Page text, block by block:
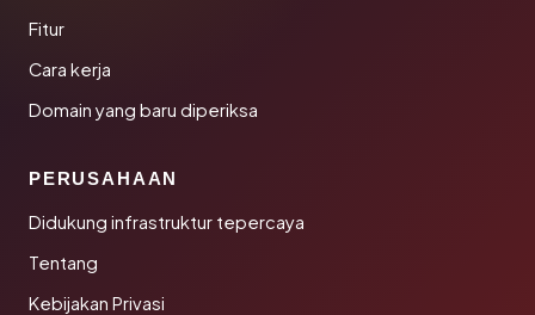
Fitur
Cara kerja
Domain yang baru diperiksa
PERUSAHAAN
Didukung infrastruktur tepercaya
Tentang
Kebijakan Privasi